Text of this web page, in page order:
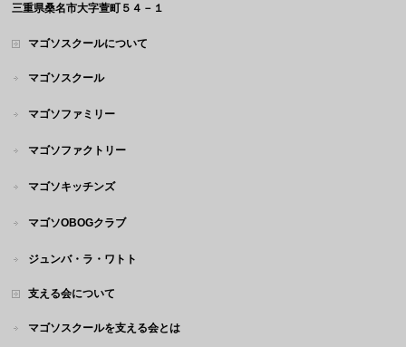
三重県桑名市大字萱町５４－１
マゴソスクールについて
マゴソスクール
マゴソファミリー
マゴソファクトリー
マゴソキッチンズ
マゴソOBOGクラブ
ジュンバ・ラ・ワトト
支える会について
マゴソスクールを支える会とは